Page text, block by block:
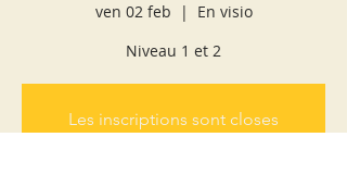
ven 02 feb
  |
En visio
Niveau 1 et 2
Les inscriptions sont closes